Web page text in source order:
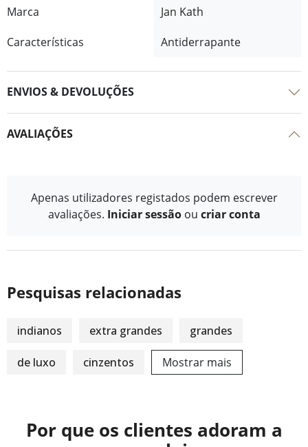
Marca
Jan Kath
Características
Antiderrapante
ENVIOS & DEVOLUÇÕES
AVALIAÇÕES
Apenas utilizadores registados podem escrever
avaliações. Iniciar sessão ou criar conta
Pesquisas relacionadas
indianos extra grandes grandes
de luxo cinzentos Mostrar mais
Por que os clientes adoram a